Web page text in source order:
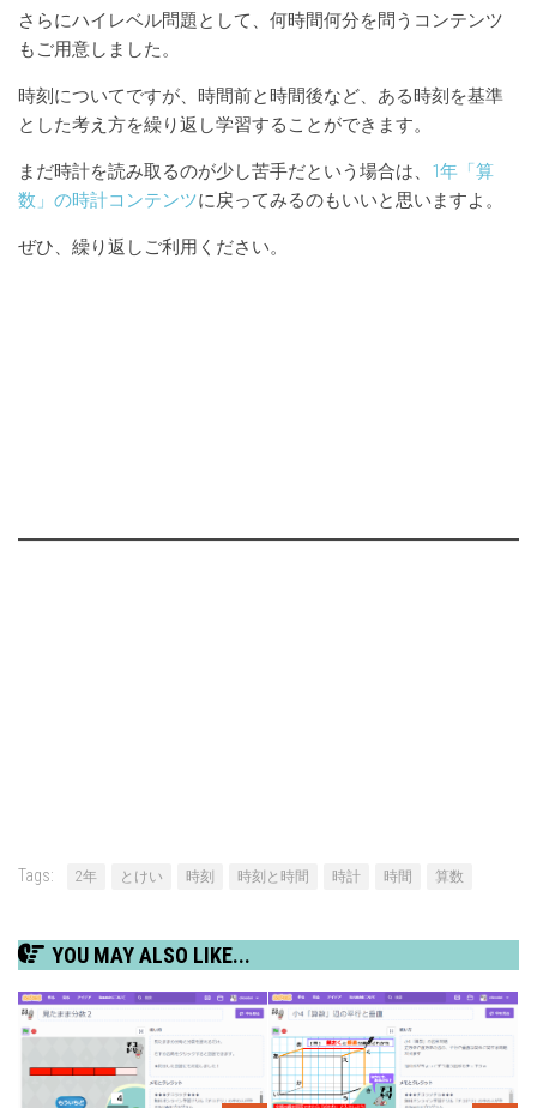
さらにハイレベル問題として、何時間何分を問うコンテンツ
もご用意しました。
時刻についてですが、時間前と時間後など、ある時刻を基準
とした考え方を繰り返し学習することができます。
まだ時計を読み取るのが少し苦手だという場合は、 1年「算
数」の時計コンテンツに戻ってみるのもいいと思いますよ。
ぜひ、繰り返しご利用ください。
Tags: 2年 とけい 時刻 時刻と時間 時計 時間 算数
YOU MAY ALSO LIKE...